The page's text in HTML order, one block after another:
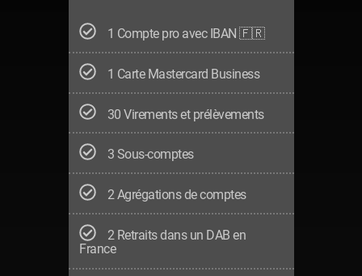
1 Compte pro avec IBAN 🇫🇷
1 Carte Mastercard Business
30 Virements et prélèvements
3 Sous-comptes
2 Agrégations de comptes
2 Retraits dans un DAB en
France